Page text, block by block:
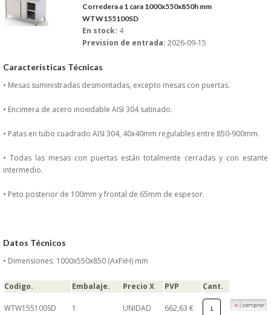
REFORMAS Y PROYECTOS
SERVICIO TECNICO
DONDE ESTAMOS
COMPLEMENTOS DE MESA
Corredera a 1 cara 1000x550x850h mm
WTW155100SD
En stock: 4
Prevision de entrada: 2026-09-15
Características Técnicas
• Mesas suministradas desmontadas, excepto mesas con puertas.
• Encimera de acero inoxidable AISI 304 satinado.
• Patas en tubo cuadrado AISI 304, 40x40mm regulables entre 850-900mm.
• Todas las mesas con puertas están totalmente cerradas y con estante
intermedio.
• Peto posterior de 100mm y frontal de 65mm de espesor.
Datos Técnicos
• Dimensiones: 1000x550x850 (AxFxH) mm
Codigo. Embalaje. Precio X PVP Cant.
WTW155100SD 1 UNIDAD 662,63 €